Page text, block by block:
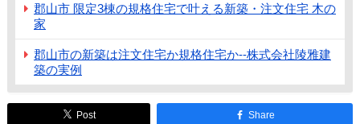
郡山市 限定3棟の規格住宅で叶える新築・注文住宅 木の
家
郡山市の新築は注文住宅か規格住宅か--株式会社陵雅建
築の実例
Post Share